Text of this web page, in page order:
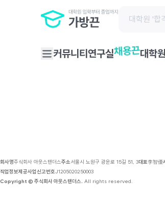
커뮤니티 연구실채용끈대학
회사명주식회사 아웃스탠더스주소서울시 노원구 광운로 15길 51, 3대표李智優
직업정보제공사업신고번호J1205020250003
Copyright © 주식회사 아웃스탠더스. All rights reserved.